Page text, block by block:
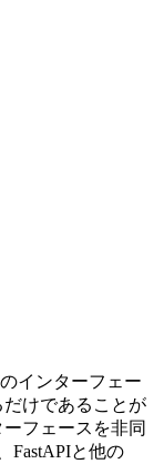
インターフェー
けであることが
フェースを非同
FastAPIと他の